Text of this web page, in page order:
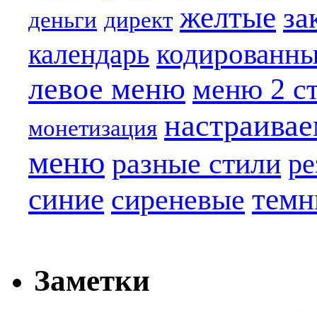
деньги директ желтые
календарь
левое меню меню 2
монетизация
меню разные стили
синие сиреневые
Заметки